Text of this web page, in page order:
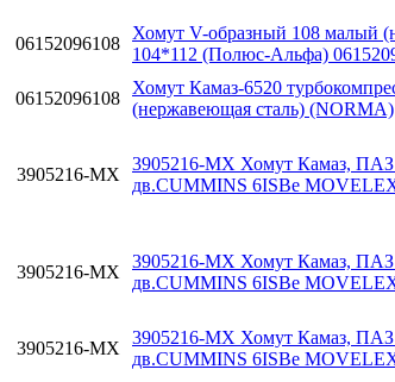
06152096108
Хомут V-образный 108 малый
104*112 (Полюс-Альфа)
06152096108
Хомут Камаз-6520
(нержавеющая сталь) (NORMA)
3905216-MX
3905216-MX Хомут Камаз, ПАЗ
дв.CUMMINS 6ISBe
3905216-MX
3905216-MX Хомут Камаз, ПАЗ
дв.CUMMINS 6ISBe
3905216-MX
3905216-MX Хомут Камаз, ПАЗ
дв.CUMMINS 6ISBe